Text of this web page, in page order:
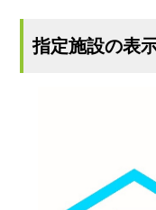
指定施設の表